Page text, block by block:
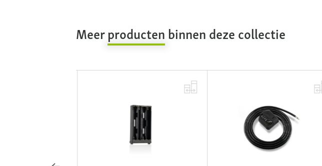
Meerproductenbinnen deze collectie